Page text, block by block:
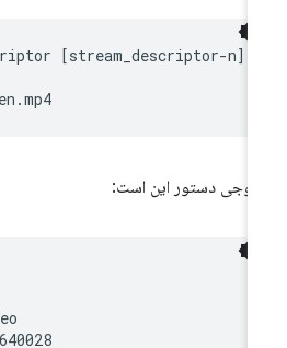
[stream_descriptor-n
دستور این است: